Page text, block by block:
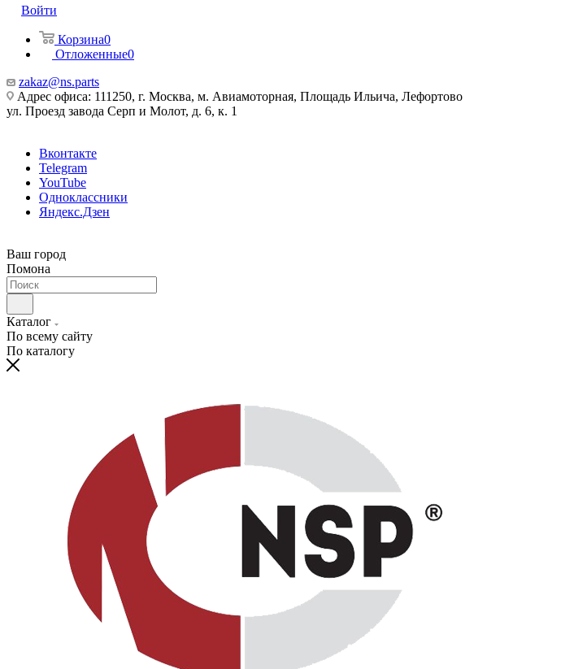
Войти
Корзина0
Отложенные0
zakaz@ns.parts
Адрес офиса: 111250, г. Москва, м. Авиамоторная, Площадь Ильича, Лефортово
ул. Проезд завода Серп и Молот, д. 6, к. 1
Вконтакте
Telegram
YouTube
Одноклассники
Яндекс.Дзен
Ваш город
Помона
Каталог
По всему сайту
По каталогу